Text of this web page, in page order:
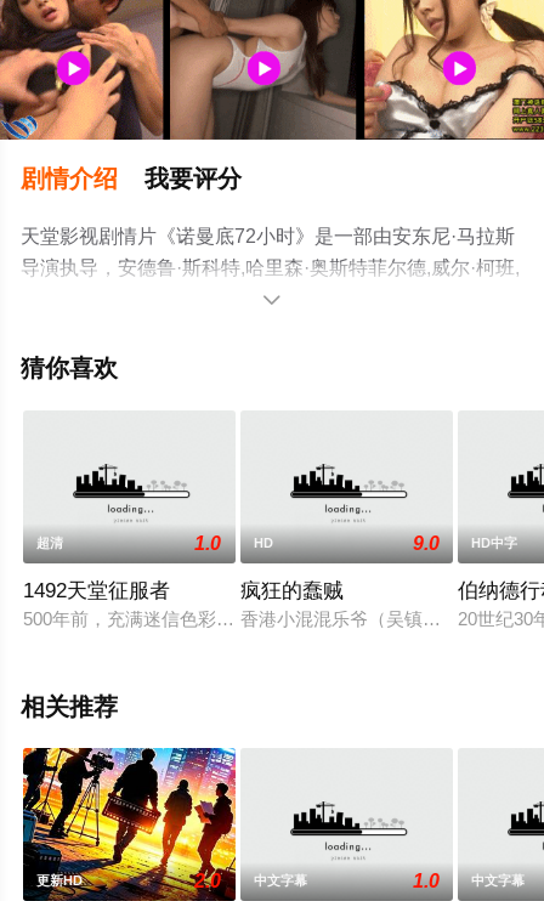
剧情介绍 我要评分
天堂影视剧情片《诺曼底72小时》是一部由安东尼·马拉斯
导演执导，安德鲁·斯科特,哈里森·奥斯特菲尔德,威尔·柯班,
凯瑞·康顿,克里斯·梅西纳,迈克尔·本茨,戴米恩·路易斯,乔舒
姆斯,塔姆馨·托波尔斯基,亨利·阿什顿,麦克斯·克罗斯,丹尼
息可移步至豆瓣电影、电视猫或剧情网等平台了解。

猜你喜欢
超清 1.0
1492天堂征服者
500年前，充满迷信色彩的西班牙，认为海洋的尽头有魔鬼守侯
HD 9.0
疯狂的蠢贼
香港小混混乐爷（吴镇宇 饰）因欠
HD中字
伯纳德
20世纪30
相关推荐
更新HD 2.0 中文字幕 1.0 中文字幕